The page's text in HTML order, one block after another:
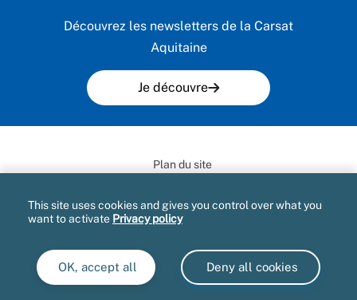
Découvrez les newsletters de la Carsat
Aquitaine
Je découvre
Plan du site
Gestion des cookies
Accès aux documents administratifs
Extranet
This site uses cookies and gives you control over what you
want to activate Privacy policy
OK, accept all Deny all cookies